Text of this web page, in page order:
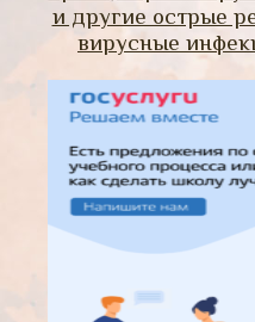
и другие острые
вирусные